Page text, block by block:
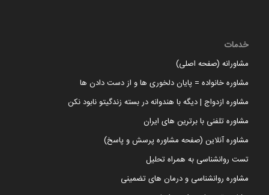
خدمات
مشاورانه (صفحه اصلی)
مشاوره خانواده = پایان دلخوری ها و از دست دادن ها
مشاوره ازدواج | دیگه با هندوانه در بسته زندگیتو نابود نکن
مشاوره تلفنی با برترین های ایران
مشاوره آنلاین (صفحه مشاوره پرسش و پاسخ)
تست روانشناسی به همراه تحلیل
مشاوره روانشناسی و درمان های تضمینی